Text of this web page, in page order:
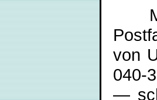
von
—